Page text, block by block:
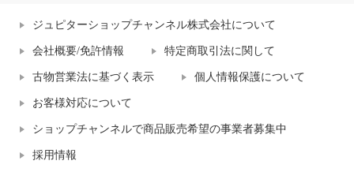
ジュピターショップチャンネル株式会社について
会社概要/免許情報 特定商取引法に関して
古物営業法に基づく表示 個人情報保護について
お客様対応について
ショップチャンネルで商品販売希望の事業者募集中
採用情報